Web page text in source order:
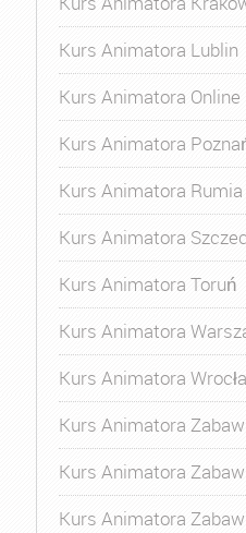
Kurs Animatora Lublin
Kurs Animatora Online
Kurs Animatora
Kurs Animatora Rumia
Kurs Animatora
Kurs Animatora Toruń
Kurs Animatora
Kurs Animatora
Kurs Animatora Zabaw
Kurs Animatora
Kurs Animatora